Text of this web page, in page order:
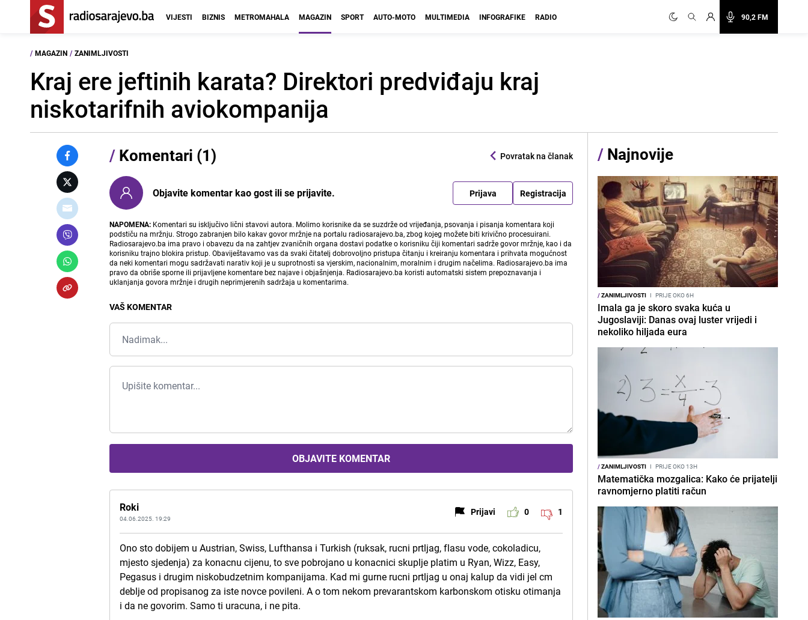
90,2 FM
VIJESTI BIZNIS METROMAHALA MAGAZIN SPORT AUTO-MOTO MULTIMEDIA INFOGRAFIKE RADIO
/ MAGAZIN / ZANIMLJIVOSTI
Kraj ere jeftinih karata? Direktori predviđaju kraj
niskotarifnih aviokompanija
/ Komentari (1) Povratak na članak
Objavite komentar kao gost ili se prijavite. Prijava Registracija
NAPOMENA: Komentari su isključivo lični stavovi autora. Molimo korisnike da se suzdrže od vrijeđanja, psovanja i pisanja komentara koji
podstiču na mržnju. Strogo zabranjen bilo kakav govor mržnje na portalu radiosarajevo.ba, zbog kojeg možete biti krivično procesuirani.
Radiosarajevo.ba ima pravo i obavezu da na zahtjev zvaničnih organa dostavi podatke o korisniku čiji komentari sadrže govor mržnje, kao i da
korisniku trajno blokira pristup. Obaviještavamo vas da svaki čitatelj dobrovoljno pristupa čitanju i kreiranju komentara i prihvata mogućnost
da neki komentari mogu sadržavati narativ koji je u suprotnosti sa vjerskim, nacionalnim, moralnim i drugim načelima. Radiosarajevo.ba ima
pravo da obriše sporne ili prijavljene komentare bez najave i objašnjenja. Radiosarajevo.ba koristi automatski sistem prepoznavanja i
uklanjanja govora mržnje i drugih neprimjerenih sadržaja u komentarima.
VAŠ KOMENTAR
OBJAVITE KOMENTAR
Roki
04.06.2025. 19:29
Prijavi 0 1
Ono sto dobijem u Austrian, Swiss, Lufthansa i Turkish (ruksak, rucni prtljag, flasu vode, cokoladicu,
mjesto sjedenja) za konacnu cijenu, to sve pobrojano u konacnici skuplje platim u Ryan, Wizz, Easy,
Pegasus i drugim niskobudzetnim kompanijama. Kad mi gurne rucni prtljag u onaj kalup da vidi jel cm
deblje od propisanog za iste novce povileni. A o tom nekom prevarantskom karbonskom otisku otimanja
i da ne govorim. Samo ti uracuna, i ne pita.
/ Najnovije
/ZANIMLJIVOSTI I PRIJE OKO 6H
Imala ga je skoro svaka kuća u
Jugoslaviji: Danas ovaj luster vrijedi i
nekoliko hiljada eura
/ZANIMLJIVOSTI I PRIJE OKO 13H
Matematička mozgalica: Kako će prijatelji
ravnomjerno platiti račun